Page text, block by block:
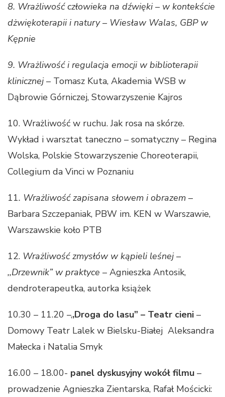
8. Wrażliwość człowieka na dźwięki – w kontekście
dżwiękoterapii i natury – Wiesław Walas, GBP w
Kępnie
9. Wrażliwość i regulacja emocji w biblioterapii
klinicznej– Tomasz Kuta, Akademia WSB w
Dąbrowie Górniczej, Stowarzyszenie Kajros
10. Wrażliwość w ruchu. Jak rosa na skórze.
Wykład i warsztat taneczno – somatyczny – Regina
Wolska, Polskie Stowarzyszenie Choreoterapii,
Collegium da Vinci w Poznaniu
11. Wrażliwość zapisana słowem i obrazem –
Barbara Szczepaniak, PBW im. KEN w Warszawie,
Warszawskie koło PTB
12. Wrażliwość zmysłów w kąpieli leśnej –
,,Drzewnik” w praktyce – Agnieszka Antosik,
dendroterapeutka, autorka książek
10.30 – 11.20 –,,Droga do lasu” – Teatr cieni –
Domowy Teatr Lalek w Bielsku-Białej Aleksandra
Małecka i Natalia Smyk
16.00 – 18.00- panel dyskusyjny wokół filmu –
prowadzenie Agnieszka Zientarska, Rafał Mościcki: